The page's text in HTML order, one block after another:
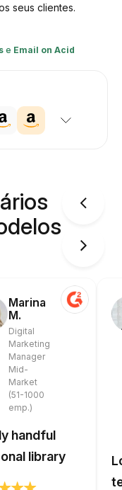
seus clientes.
e Email on Acid
Marina
M.
Digital
Marketing
Manager
Mid-
Market
(51-1000
emp.)
handful
library